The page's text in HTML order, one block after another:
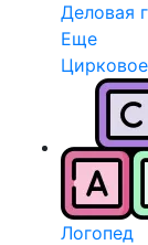
Деловая
Еще
Логопед